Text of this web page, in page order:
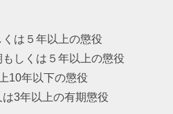
は５年以上の懲役
しくは５年以上の懲役
10年以下の懲役
3年以上の有期懲役